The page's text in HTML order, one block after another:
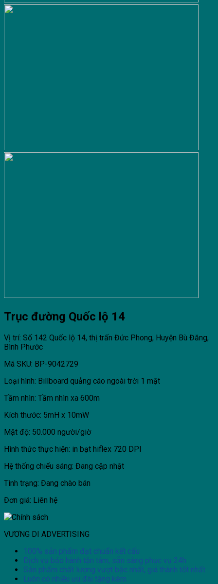
Trục đường Quốc lộ 14
Vị trí: Số 142 Quốc lộ 14, thị trấn Đức Phong, Huyện Bù Đăng,
Bình Phước
Mã SKU: BP-9042729
Loại hình: Billboard quảng cáo ngoài trời 1 mặt
Tầm nhìn: Tầm nhìn xa 600m
Kích thước: 5mH x 10mW
Mật độ: 50.000 người/giờ
Hình thức thực hiện: in bạt hiflex 720 DPI
Hệ thống chiếu sáng: Đang cập nhật
Tình trạng: Đang chào bán
Đơn giá: Liên hệ
VƯƠNG DI ADVERTISING
100% sản phẩm đạt chuẩn kết cấu
Dịch vụ bảo hành tận tâm, sẵn sàng phục vụ 24h
Sản phẩm chất lượng vượt bậc nhất, giá thành tốt nhất
Luôn có nhiều ưu đãi tặng kèm